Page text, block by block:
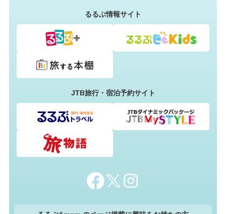
るるぶ情報サイト
JTB旅行・宿泊予約サイト